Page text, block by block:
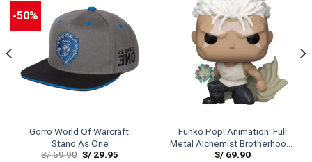
-50%
Gorro World Of Warcraft:
Stand As One
S/59.90 S/ 29.95
Funko Pop! Animation: Full
Metal Alchemist Brotherhood-
Scar
S/69.90